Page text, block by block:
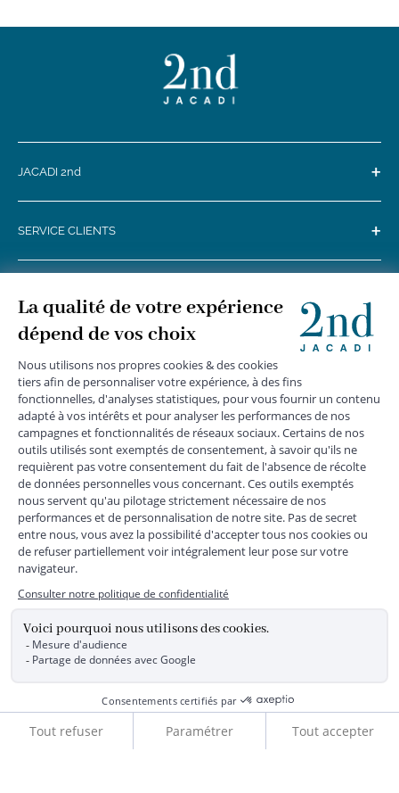
JACADI 2nd +
SERVICE CLIENTS +
MENTIONS LÉGALES
DONNÉES PERSONNELLES
*Livraison express gratuite en point relais dès 59 € et à domicile dès 150
€ vers la France Métropolitaine
Les données collectées par la société JACADI, responsable
du traitement, sont nécessaires à l'envoi de newsletters, à la
création de compte, pour le traitement, le suivi et la livraison
de votre commande, ainsi que pour le suivi de votre
adhésion au programme fidélité. Conformément au
Règlement Européen 2016/679 du 27 avril 2016 sur la
protection des données personnelles, vous bénéficiez d'un
rectification, d'opposition, d'effacement, de portabilité ou de
limitation aux traitements de données vous concernant.
Vous pouvez exercer vos droits en écrivant à JACADI –
Service Clients – 2/10 Rue Chaptal, 92300 LEVALLOIS-
Pour plus d'informations, vous pouvez consulter notre
politique Données Personnelles
capital de 25 847 956,00 Euros, RCS Nanterre n°441 875 473,